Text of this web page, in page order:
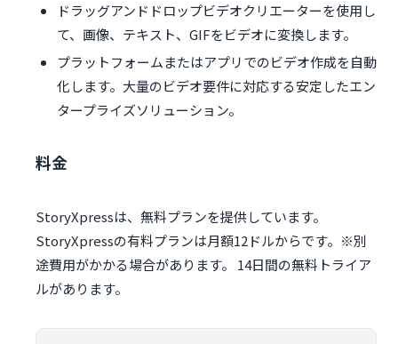
ドラッグアンドドロップビデオクリエーターを使用し
て、画像、テキスト、GIFをビデオに変換します。
プラットフォームまたはアプリでのビデオ作成を自動
化します。大量のビデオ要件に対応する安定したエン
タープライズソリューション。
料金
StoryXpressは、無料プランを提供しています。
StoryXpressの有料プランは月額12ドルからです。※別
途費用がかかる場合があります。 14日間の無料トライア
ルがあります。